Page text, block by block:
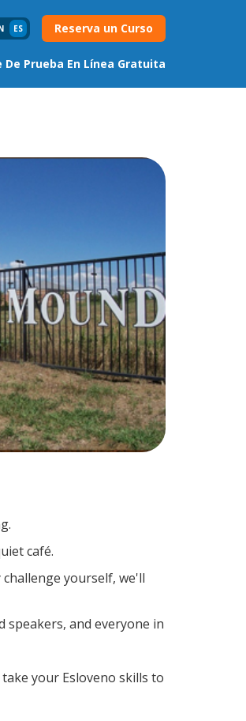
ES Reserva un Curso
De Prueba En Línea Gratuita
café.
yourself, we'll
speakers, and everyone in
your Esloveno skills to